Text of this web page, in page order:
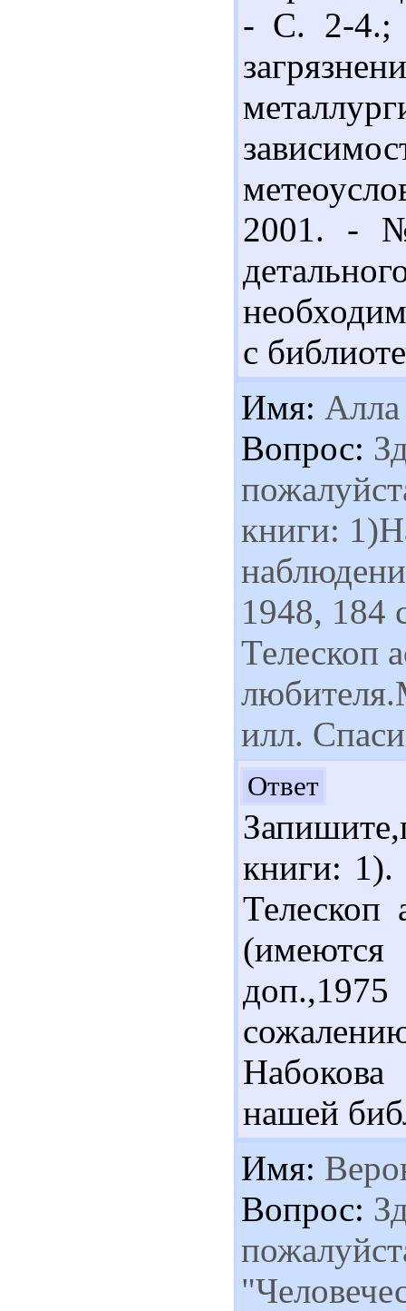
- С. 2-4.;
2001. -
с
Имя: Алла
Вопрос:
книги:
1948, 184
Телескоп
илл.
Ответ
книги:
Телескоп
нашей
Имя:
Вопрос: